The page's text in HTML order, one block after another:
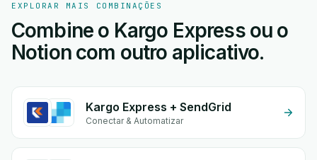
EXPLORAR MAIS COMBINAÇÕES
Combine o Kargo Express ou o
Notion com outro aplicativo.
Kargo Express + SendGrid
Conectar & Automatizar